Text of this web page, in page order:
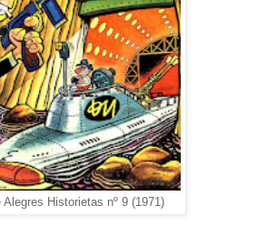
Alegres Historietas nº 9 (1971)